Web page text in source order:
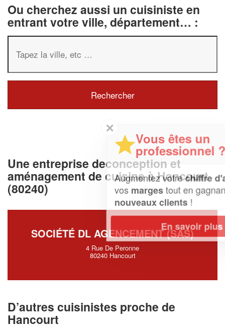
Ou cherchez aussi un cuisiniste en
entrant votre ville, département… :
Une entreprise deconception et
aménagement de cuisine à Hancourt
(80240)
SOCIÉTÉ DL AGENCEMENT (SAS)
4 Rue De Peronne
80240 Hancourt
D’autres cuisinistes proche de
Hancourt
Vous êtes un
professionnel ?
Augmentez votrechiffre d'affaireset
tout en gagnant de
nouveaux clients!
En savoir plus